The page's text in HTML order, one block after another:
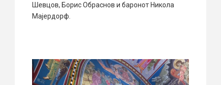
Шевцов, Борис Обраснов и баронот Никола
Мајердорф.